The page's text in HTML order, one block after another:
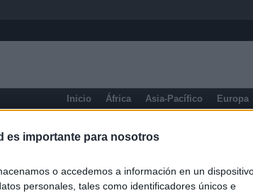
es importante para nosotros
o accedemos a información en un
personales, tales como identificadores únicos e
Inicio África Asia-Pacífico Europa
de Información General